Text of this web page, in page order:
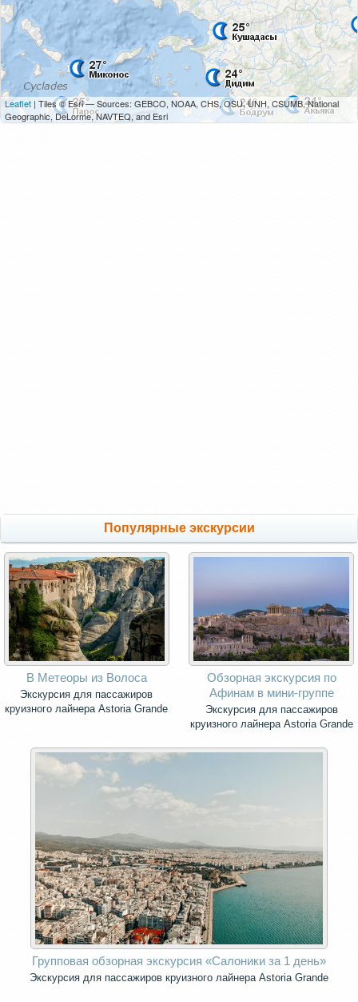
Leaflet | Tiles © Esri — Sources: GEBCO, NOAA, CHS, OSU, UNH, CSUMB, National
Geographic, DeLorme, NAVTEQ, and Esri
Популярные экскурсии
В Метеоры из Волоса
Экскурсия для пассажиров
круизного лайнера Astoria Grande
Обзорная экскурсия по
Афинам в мини-группе
Экскурсия для пассажиров
круизного лайнера Astoria Grande
Групповая обзорная экскурсия «Салоники за 1 день»
Экскурсия для пассажиров круизного лайнера Astoria Grande